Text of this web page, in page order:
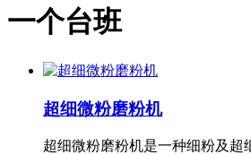
一个台班
超细微粉磨粉机
超细微粉磨粉机是一种细粉及超